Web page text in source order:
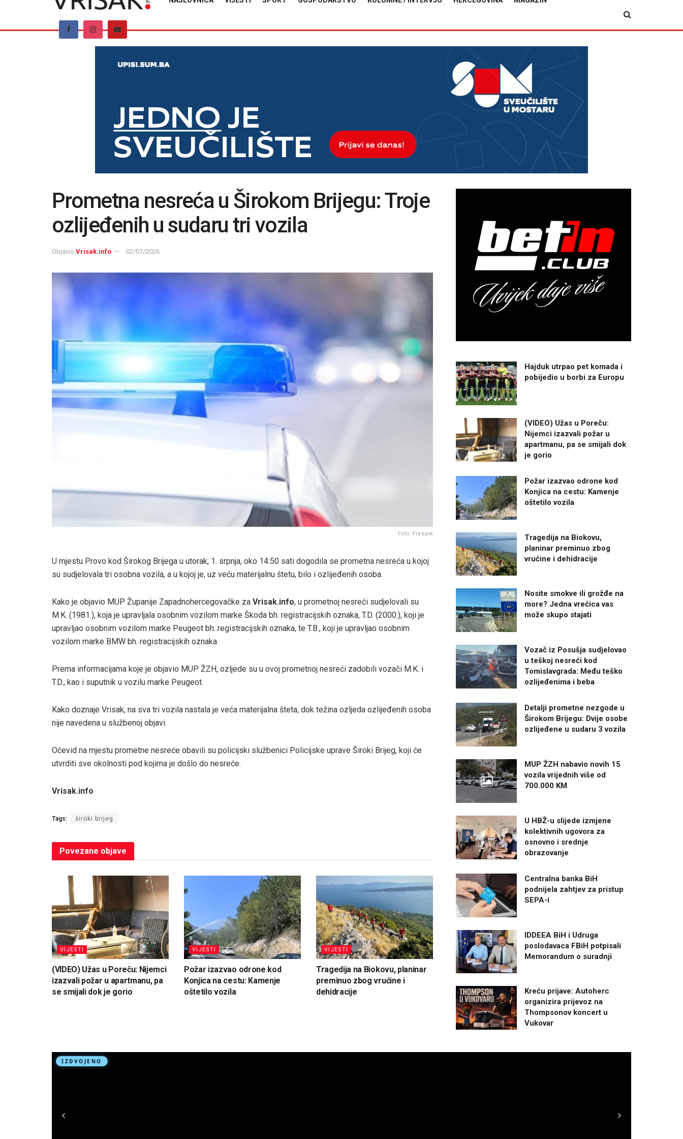
Prometna nesreća u Širokom Brijegu: Troje
ozlijeđenih u sudaru tri vozila
Objavio Vrisak.info 02/07/2026
Foto: Freepik
U mjestu Provo kod Širokog Brijega u utorak, 1. srpnja, oko 14:50 sati dogodila se prometna nesreća u kojoj
su sudjelovala tri osobna vozila, a u kojoj je, uz veću materijalnu štetu, bilo i ozlijeđenih osoba.
Kako je objavio MUP Županije Zapadnohercegovačke za Vrisak.info, u prometnoj nesreći sudjelovali su
M.K. (1981.), koja je upravljala osobnim vozilom marke Škoda bh. registracijskih oznaka, T.D. (2000.), koji je
upravljao osobnim vozilom marke Peugeot bh. registracijskih oznaka, te T.B., koji je upravljao osobnim
vozilom marke BMW bh. registracijskih oznaka.
Prema informacijama koje je objavio MUP ŽZH, ozljede su u ovoj prometnoj nesreći zadobili vozači M.K. i
T.D., kao i suputnik u vozilu marke Peugeot.
Kako doznaje Vrisak, na sva tri vozila nastala je veća materijalna šteta, dok težina ozljeda ozlijeđenih osoba
nije navedena u službenoj objavi.
Očevid na mjestu prometne nesreće obavili su policijski službenici Policijske uprave Široki Brijeg, koji će
utvrditi sve okolnosti pod kojima je došlo do nesreće.
Vrisak.info
Tags: široki brijeg
Povezane objave
VIJESTI
(VIDEO) Užas u Poreču: Nijemci
izazvali požar u apartmanu, pa
se smijali dok je gorio
VIJESTI
Požar izazvao odrone kod
Konjica na cestu: Kamenje
oštetilo vozila
VIJESTI
Tragedija na Biokovu, planinar
preminuo zbog vrućine i
dehidracije
Hajduk utrpao pet komada i
pobijedio u borbi za Europu
(VIDEO) Užas u Poreču:
Nijemci izazvali požar u
apartmanu, pa se smijali dok
je gorio
Požar izazvao odrone kod
Konjica na cestu: Kamenje
oštetilo vozila
Tragedija na Biokovu,
planinar preminuo zbog
vrućine i dehidracije
Nosite smokve ili grožđe na
more? Jedna vrećica vas
može skupo stajati
Vozač iz Posušja sudjelovao
u teškoj nesreći kod
Tomislavgrada: Među teško
ozlijeđenima i beba
Detalji prometne nezgode u
Širokom Brijegu: Dvije osobe
ozlijeđene u sudaru 3 vozila
MUP ŽZH nabavio novih 15
vozila vrijednih više od
700.000 KM
U HBŽ-u slijede izmjene
kolektivnih ugovora za
osnovno i srednje
obrazovanje
Centralna banka BiH
podnijela zahtjev za pristup
SEPA-i
IDDEEA BiH i Udruga
poslodavaca FBiH potpisali
Memorandum o suradnji
Kreću prijave: Autoherc
organizira prijevoz na
Thompsonov koncert u
Vukovar